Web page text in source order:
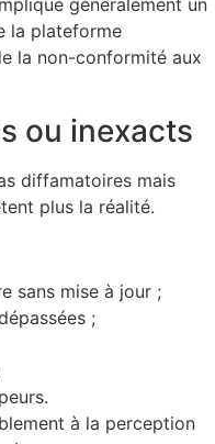
généralement un
la plateforme
la non-conformité aux
ou inexacts
diffamatoires mais
plus la réalité.
sans mise à jour ;
;
à la perception